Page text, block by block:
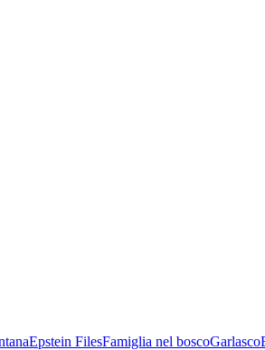
Epstein FilesFamiglia nel boscoGarlasco